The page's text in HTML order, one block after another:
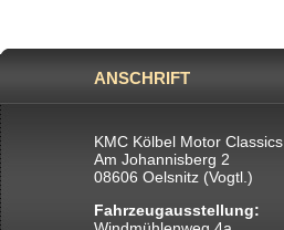
ANSCHRIFT
KMC Kölbel Motor Classics
Am Johannisberg 2
08606 Oelsnitz (Vogtl.)
Fahrzeugausstellung: